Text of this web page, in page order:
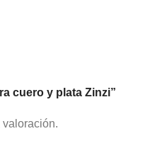
cuero y plata Zinzi”